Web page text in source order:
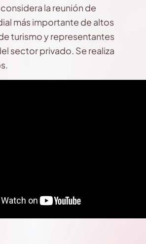
considera la reunión de
más importante de altos
turismo y representantes
sector privado. Se realiza